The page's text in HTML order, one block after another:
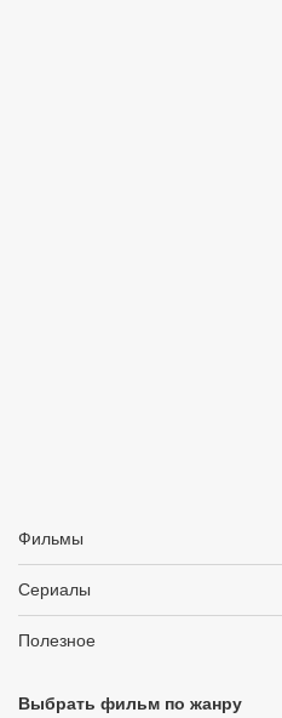
Фильмы
Сериалы
Полезное
Выбрать фильм по жанру